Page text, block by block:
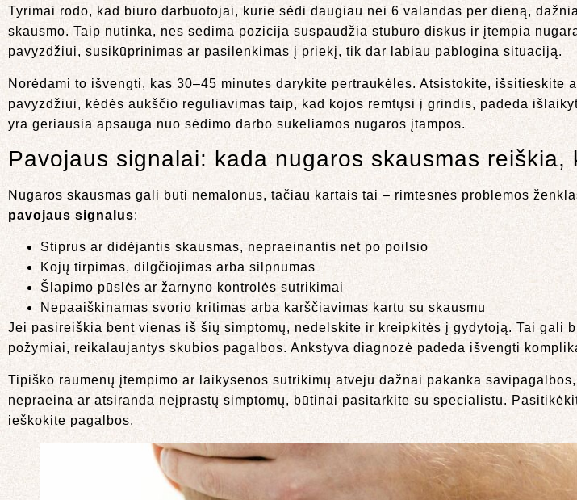
Tyrimai rodo, kad biuro darbuotojai, kurie sėdi daugiau nei 6 valandas per dieną,
skausmo. Taip nutinka, nes sėdima pozicija suspaudžia stuburo diskus ir įtempia
pavyzdžiui, susikūprinimas ar pasilenkimas į priekį, tik dar labiau pablogina situaciją.
Norėdami to išvengti, kas 30–45 minutes darykite pertraukėles. Atsistokite, išsitieskite
pavyzdžiui, kėdės aukščio reguliavimas taip, kad kojos remtųsi į grindis, padeda
yra geriausia apsauga nuo sėdimo darbo sukeliamos nugaros įtampos.
Pavojaus signalai: kada nugaros skausmas
Nugaros skausmas gali būti nemalonus, tačiau kartais tai – rimtesnės problemos
pavojaus signalus:
Stiprus ar didėjantis skausmas, nepraeinantis net po poilsio
Kojų tirpimas, dilgčiojimas arba silpnumas
Šlapimo pūslės ar žarnyno kontrolės sutrikimai
Nepaaiškinamas svorio kritimas arba karščiavimas kartu su skausmu
Jei pasireiškia bent vienas iš šių simptomų, nedelskite ir kreipkitės į gydytoją. Tai gali
požymiai, reikalaujantys skubios pagalbos. Ankstyva diagnozė padeda išvengti
Tipiško raumenų įtempimo ar laikysenos sutrikimų atveju dažnai pakanka
nepraeina ar atsiranda neįprastų simptomų, būtinai pasitarkite su specialistu.
ieškokite pagalbos.